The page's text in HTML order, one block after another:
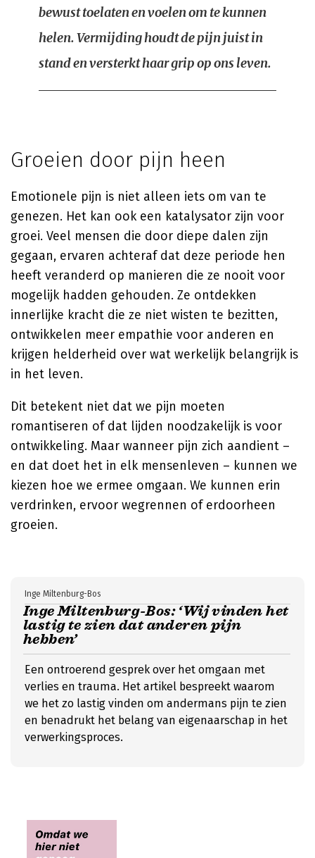
bewust toelaten en voelen om te kunnen
helen. Vermijding houdt de pijn juist in
stand en versterkt haar grip op ons leven.
Groeien door pijn heen
Emotionele pijn is niet alleen iets om van te
genezen. Het kan ook een katalysator zijn voor
groei. Veel mensen die door diepe dalen zijn
gegaan, ervaren achteraf dat deze periode hen
heeft veranderd op manieren die ze nooit voor
mogelijk hadden gehouden. Ze ontdekken
innerlijke kracht die ze niet wisten te bezitten,
ontwikkelen meer empathie voor anderen en
krijgen helderheid over wat werkelijk belangrijk is
in het leven.
Dit betekent niet dat we pijn moeten
romantiseren of dat lijden noodzakelijk is voor
ontwikkeling. Maar wanneer pijn zich aandient –
en dat doet het in elk mensenleven – kunnen we
kiezen hoe we ermee omgaan. We kunnen erin
verdrinken, ervoor wegrennen of erdoorheen
groeien.
Inge Miltenburg-Bos: ‘Wij vinden het
lastig te zien dat anderen pijn
hebben’
Inge Miltenburg-Bos
Een ontroerend gesprek over het omgaan met
verlies en trauma. Het artikel bespreekt waarom
we het zo lastig vinden om andermans pijn te zien
en benadrukt het belang van eigenaarschap in het
verwerkingsproces.